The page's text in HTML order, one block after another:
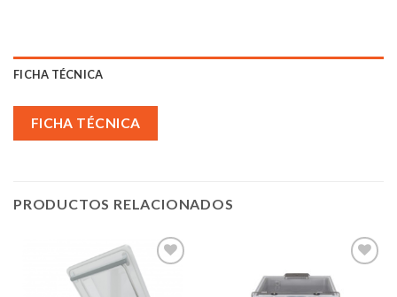
FICHA TÉCNICA
FICHA TÉCNICA
PRODUCTOS RELACIONADOS